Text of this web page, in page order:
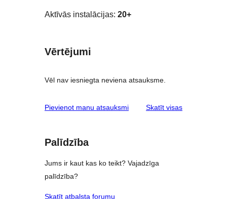
Aktīvās instalācijas: 20+
Vērtējumi
Vēl nav iesniegta neviena atsauksme.
Pievienot manu atsauksmi Skatīt visasatsauksmes
Palīdzība
Jums ir kaut kas ko teikt? Vajadzīga
palīdzība?
Skatīt atbalsta forumu